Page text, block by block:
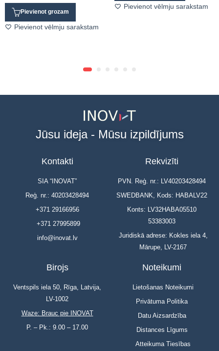
Pievienot grozam
Pievienot vēlmju sarakstam
Pievienot vēlmju sarakstam
Jūsu ideja - Mūsu izpildījums
Kontakti
SIA “INOVAT”
Reģ. nr.: 40203428494
+371 29166956
+371 27995899
info@inovat.lv
Rekvizīti
PVN. Reģ. nr.: LV40203428494
SWEDBANK, Kods: HABALV22
Konts: LV32HABA05510
53383003
Juridiskā adrese: Kokles iela 4,
Mārupe, LV-2167
Birojs
Ventspils iela 50, Rīga, Latvija,
LV-1002
Waze: Brauc pie INOVAT
P. – Pk.: 9.00 – 17.00
Noteikumi
Lietošanas Noteikumi
Privātuma Politika
Datu Aizsardzība
Distances Līgums
Atteikuma Tiesības